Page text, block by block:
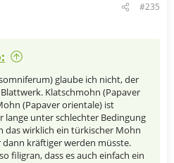
#235
glaube ich nicht, der
Klatschmohn (Papaver
(Papaver orientale) ist
lange unter schlechter Bedingung
das wirklich ein türkischer Mohn
dann kräftiger werden müsste.
filigran, dass es auch einfach ein